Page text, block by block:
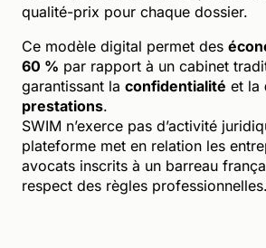
qualité-prix pour chaque dossier.
Ce modèle digital permet des
60 % par rapport à un cabinet
garantissant la confidentialité et la
prestations.
SWIM n’exerce pas d’activité
plateforme met en relation les
avocats inscrits à un barreau
respect des règles professionnelles.